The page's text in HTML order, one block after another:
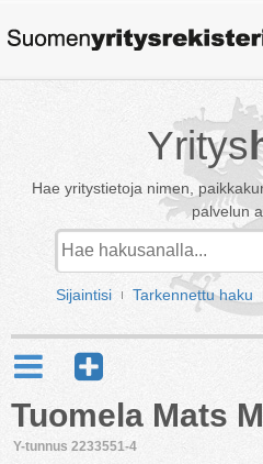
Yritys
Hae yritystietoja nimen,
palvelun
Sijaintisi Tarkennettu haku
Tuomela Mats
Y-tunnus 2233551-4